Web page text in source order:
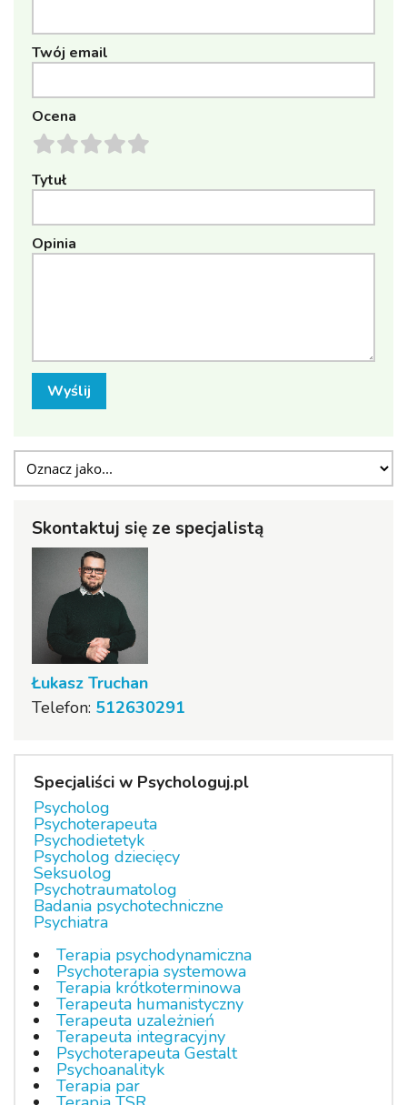
Twój email
Ocena
Tytuł
Opinia
Wyślij
Skontaktuj się ze specjalistą
Łukasz Truchan
Telefon: 512630291
Specjaliści w Psychologuj.pl
Psycholog
Psychoterapeuta
Psychodietetyk
Psycholog dziecięcy
Seksuolog
Psychotraumatolog
Badania psychotechniczne
Psychiatra
Terapia psychodynamiczna
Psychoterapia systemowa
Terapia krótkoterminowa
Terapeuta humanistyczny
Terapeuta uzależnień
Terapeuta integracyjny
Psychoterapeuta Gestalt
Psychoanalityk
Terapia par